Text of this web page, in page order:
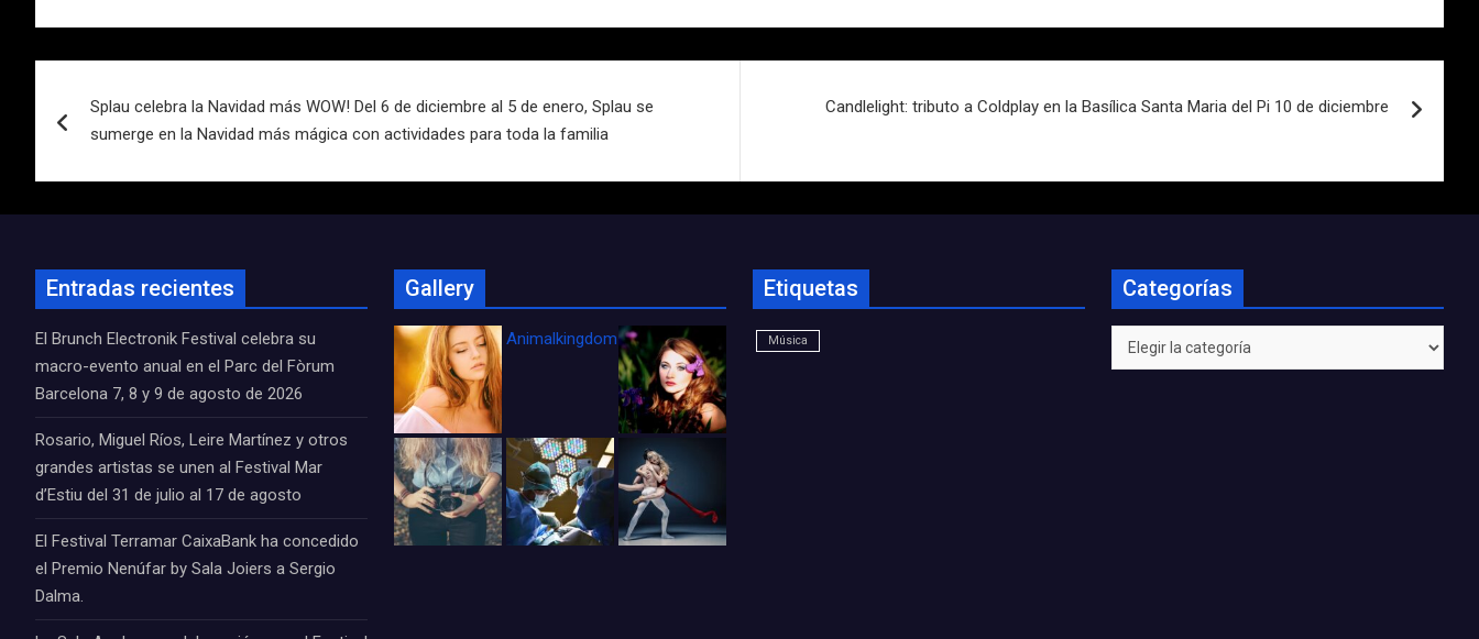
de
entradas
Splau celebra la Navidad más WOW! Del 6 de diciembre al 5 de enero, Splau se
sumerge en la Navidad más mágica con actividades para toda la familia
Candlelight: tributo a Coldplay en la Basílica Santa Maria del Pi 10 de diciembre
Entradas recientes
El Brunch Electronik Festival celebra su
macro-evento anual en el Parc del Fòrum
Barcelona 7, 8 y 9 de agosto de 2026
Rosario, Miguel Ríos, Leire Martínez y otros
grandes artistas se unen al Festival Mar
d’Estiu del 31 de julio al 17 de agosto
El Festival Terramar CaixaBank ha concedido
el Premio Nenúfar by Sala Joiers a Sergio
Dalma.
Gallery
Animalkingdom_FichaCine
Etiquetas
Música
Categorías
Categorías